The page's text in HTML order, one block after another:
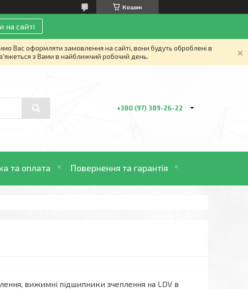
Кошик
на сайті
Вас оформляти замовлення на сайті, вони будуть оброблені в
з Вами в найближчий робочий день.
+380 (97) 389-26-22
та оплата Повернення та гарантія
вижимні підшипники зчеплення на LDV в